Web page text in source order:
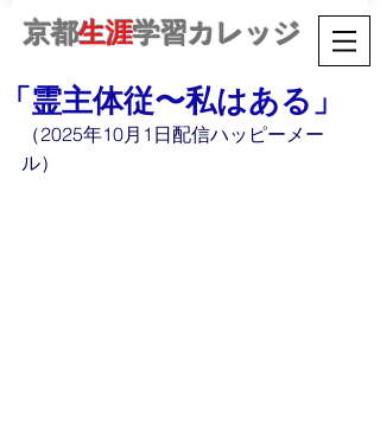
京都生涯学習カレッジ
「霊主体従〜私はある」
（2025年10月1日配信ハッピーメー
ル）